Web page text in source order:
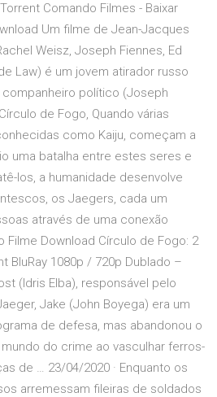
Comando Filmes - Baixar
Um filme de Jean-Jacques
Weisz, Joseph Fiennes, Ed
Law) é um jovem atirador russo
político (Joseph
de Fogo, Quando várias
como Kaiju, começam a
uma batalha entre estes seres e
los, a humanidade desenvolve
os Jaegers, cada um
através de uma conexão
Filme Download Círculo de Fogo: 2
BluRay 1080p / 720p Dublado –
(Idris Elba), responsável pelo
Jake (John Boyega) era um
de defesa, mas abandonou o
do crime ao vasculhar ferros-
de … 23/04/2020 · Enquanto os
arremessam fileiras de soldados